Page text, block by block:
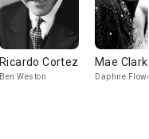
Ricardo Cortez
Ben Weston
Mae
Daphne